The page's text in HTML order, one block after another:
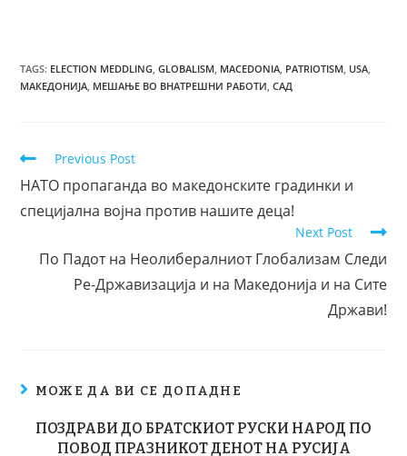
TAGS: ELECTION MEDDLING, GLOBALISM, MACEDONIA, PATRIOTISM, USA,
МАКЕДОНИЈА, МЕШАЊЕ ВО ВНАТРЕШНИ РАБОТИ, САД
Previous Post
НАТО пропаганда во македонските градинки и
специјална војна против нашите деца!
Next Post
По Падот на Неолибералниот Глобализам Следи
Ре-Државизација и на Македонија и на Сите
Држави!
МОЖЕ ДА ВИ СЕ ДОПАДНЕ
ПОЗДРАВИ ДО БРАТСКИОТ РУСКИ НАРОД ПО
ПОВОД ПРАЗНИКОТ ДЕНОТ НА РУСИЈА